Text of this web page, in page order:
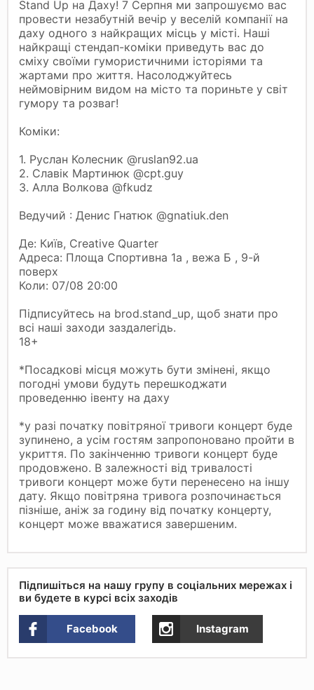
Stand Up на Даху! 7 Серпня ми запрошуємо вас
провести незабутній вечір у веселій компанії на
даху одного з найкращих місць у місті. Наші
найкращі стендап-коміки приведуть вас до
сміху своїми гумористичними історіями та
жартами про життя. Насолоджуйтесь
неймовірним видом на місто та пориньте у світ
гумору та розваг!
Коміки:
1. Руслан Колесник @ruslan92.ua
2. Славік Мартинюк @cpt.guy
3. Алла Волкова @fkudz
Ведучий : Денис Гнатюк @gnatiuk.den
Де: Київ, Creative Quarter
Адреса: Площа Спортивна 1а , вежа Б , 9-й
поверх
Коли: 07/08 20:00
Підписуйтесь на brod.stand_up, щоб знати про
всі наші заходи заздалегідь.
18+
*Посадкові місця можуть бути змінені, якщо
погодні умови будуть перешкоджати
проведенню івенту на даху
*у разі початку повітряної тривоги концерт буде
зупинено, а усім гостям запропоновано пройти в
укриття. По закінченню тривоги концерт буде
продовжено. В залежності від тривалості
тривоги концерт може бути перенесено на іншу
дату. Якщо повітряна тривога розпочинається
пізніше, аніж за годину від початку концерту,
концерт може вважатися завершеним.
Підпишіться на нашу групу в соціальних мережах і
ви будете в курсі всіх заходів
Facebook Instagram